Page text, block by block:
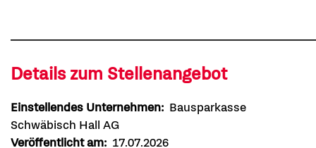
Details zum Stellenangebot
Einstellendes Unternehmen: Bausparkasse
Schwäbisch Hall AG
Veröffentlicht am: 17.07.2026